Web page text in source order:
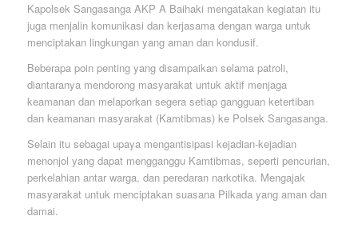
Kapolsek Sangasanga AKP A Baihaki mengatakan kegiatan itu
juga menjalin komunikasi dan kerjasama dengan warga untuk
menciptakan lingkungan yang aman dan kondusif.
Beberapa poin penting yang disampaikan selama patroli,
diantaranya mendorong masyarakat untuk aktif menjaga
keamanan dan melaporkan segera setiap gangguan ketertiban
dan keamanan masyarakat (Kamtibmas) ke Polsek Sangasanga.
Selain itu sebagai upaya mengantisipasi kejadian-kejadian
menonjol yang dapat mengganggu Kamtibmas, seperti pencurian,
perkelahian antar warga, dan peredaran narkotika. Mengajak
masyarakat untuk menciptakan suasana Pilkada yang aman dan
damai.